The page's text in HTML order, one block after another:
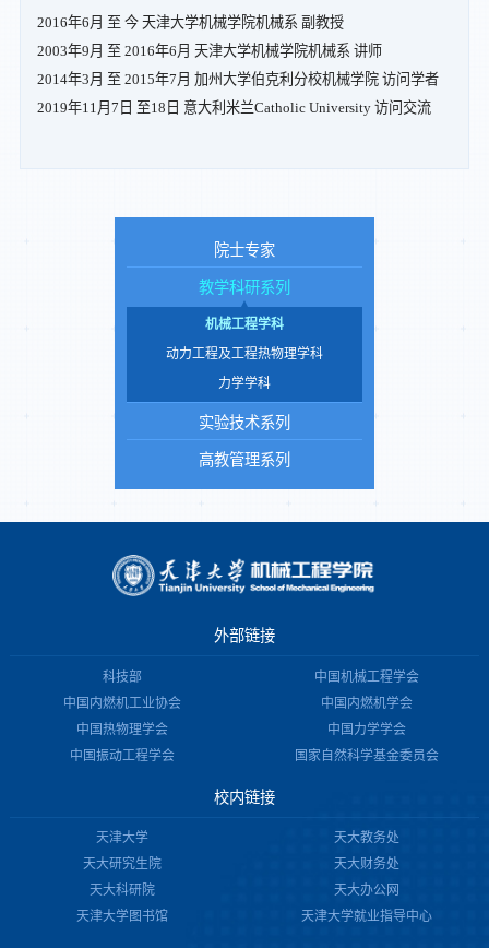
2016年6月 至 今 天津大学机械学院机械系 副教授
2003年9月 至 2016年6月 天津大学机械学院机械系 讲师
2014年3月 至 2015年7月 加州大学伯克利分校机械学院 访问学者
2019年11月7日 至18日 意大利米兰Catholic University 访问交流
院士专家
教学科研系列
机械工程学科
动力工程及工程热物理学科
力学学科
实验技术系列
高教管理系列
外部链接
科技部
中国机械工程学会
中国内燃机工业协会
中国内燃机学会
中国热物理学会
中国力学学会
中国振动工程学会
国家自然科学基金委员会
校内链接
天津大学
天大教务处
天大研究生院
天大财务处
天大科研院
天大办公网
天津大学图书馆
天津大学就业指导中心